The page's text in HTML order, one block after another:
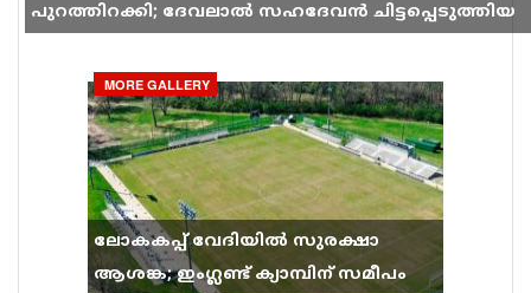
പുറത്തിറക്കി; ദേവലാൽ സഹദേവൻ ചിട്ടപ്പെടുത്തിയ
MORE GALLERY
ലോകകപ്പ് വേദിയിൽ സുരക്ഷാ
ആശങ്ക; ഇംഗ്ലണ്ട് ക്യാമ്പിന് സമീപം